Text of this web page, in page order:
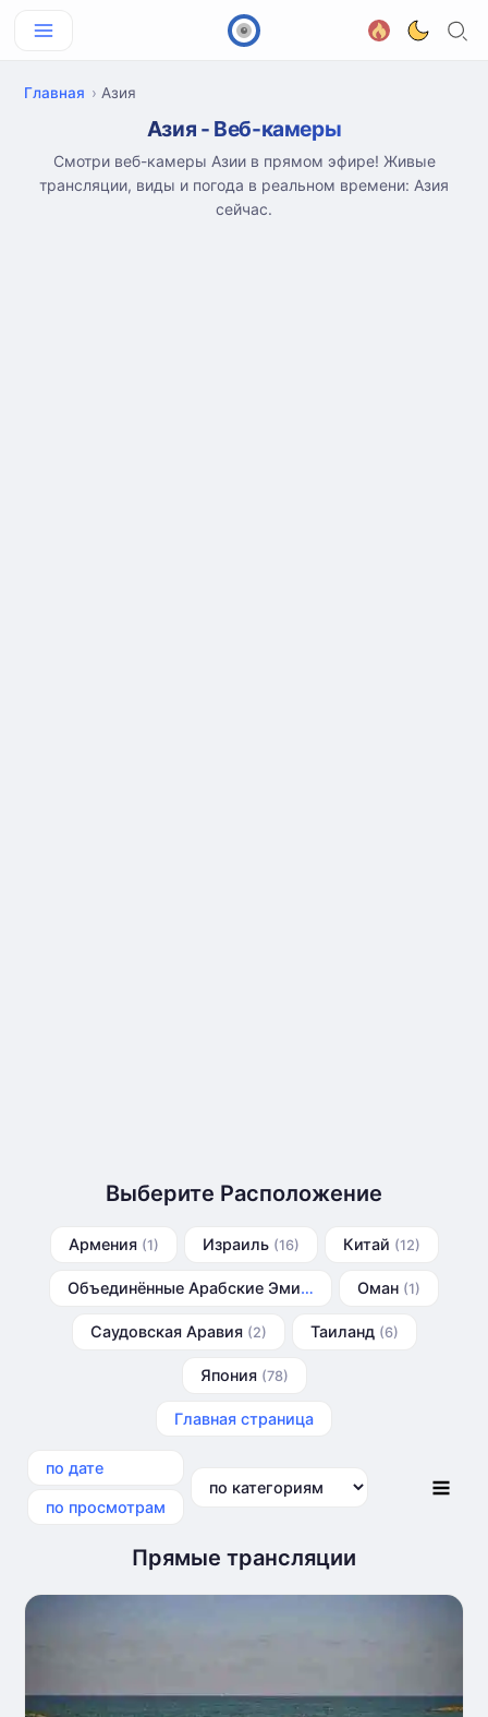
Главная Азия
Азия - Веб-камеры
Смотри веб-камеры Азии в прямом эфире! Живые
трансляции, виды и погода в реальном времени: Азия
сейчас.
Выберите Расположение
Армения (1) Израиль (16) Китай (12)
Объединённые Арабские Эмираты (2)Оман (1)
Саудовская Аравия (2) Таиланд (6)
Япония (78)
Главная страница
по дате
по просмотрам
Прямые трансляции